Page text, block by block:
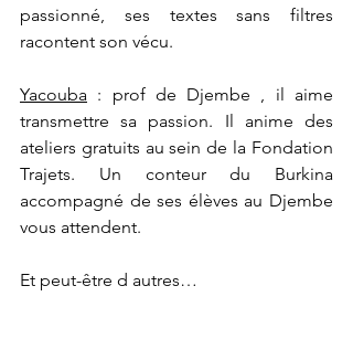
passionné, ses textes sans filtres
racontent son vécu.
Yacouba : prof de Djembe , il aime
transmettre sa passion. Il anime des
ateliers gratuits au sein de la Fondation
Trajets. Un conteur du Burkina
accompagné de ses élèves au Djembe
vous attendent.
Et peut-être d autres…